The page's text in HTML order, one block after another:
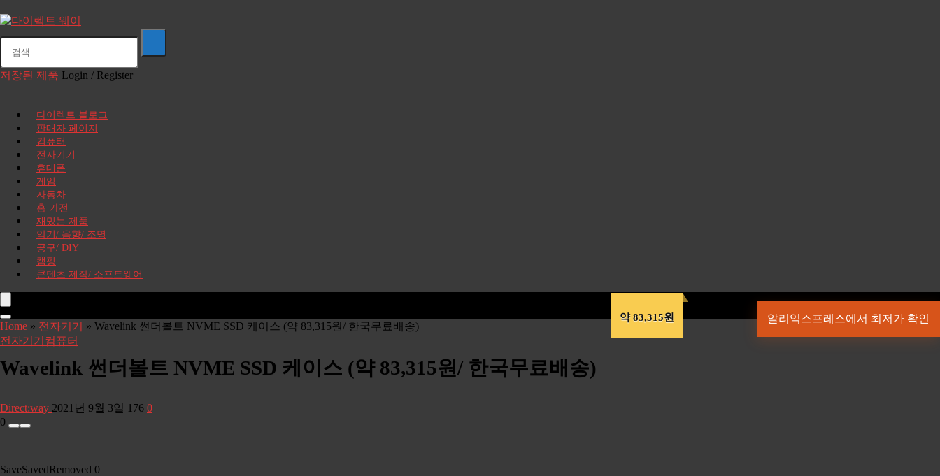
저장된 제품 Login / Register
다이렉트 블로그
판매자 페이지
컴퓨터
전자기기
휴대폰
게임
자동차
홈 가전
재밌는 제품
악기/ 음향/ 조명
공구/ DIY
캠핑
콘텐츠 제작/ 소프트웨어
약 83,315원 알리익스프레스에서 최저가 확인
Home » 전자기기 » Wavelink 썬더볼트 NVME SSD 케이스 (약 83,315원/ 한국무료배송)
전자기기 컴퓨터
Wavelink 썬더볼트 NVME SSD 케이스 (약 83,315원/ 한국무료배송)
Direct:way 2021년 9월 3일 176 0
0
SaveSavedRemoved 0